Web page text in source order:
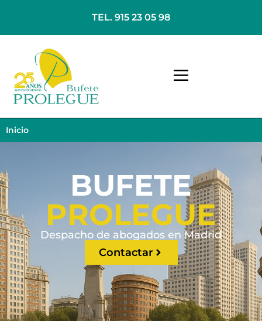
TEL. 915 23 05 98
Inicio
BUFETE
PROLEGUE
Despacho de abogados en Madrid
Contactar